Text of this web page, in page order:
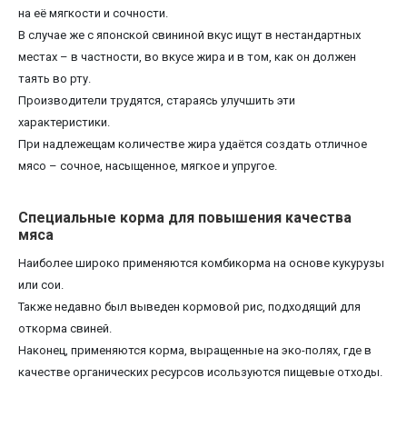
на её мягкости и сочности.
В случае же с японской свининой вкус ищут в нестандартных
местах – в частности, во вкусе жира и в том, как он должен
таять во рту.
Производители трудятся, стараясь улучшить эти
характеристики.
При надлежещам количестве жира удаётся создать отличное
мясо – сочное, насыщенное, мягкое и упругое.
Специальные корма для повышения качества
мяса
Наиболее широко применяются комбикорма на основе кукурузы
или сои.
Также недавно был выведен кормовой рис, подходящий для
откорма свиней.
Наконец, применяются корма, выращенные на эко-полях, где в
качестве органических ресурсов исользуются пищевые отходы.